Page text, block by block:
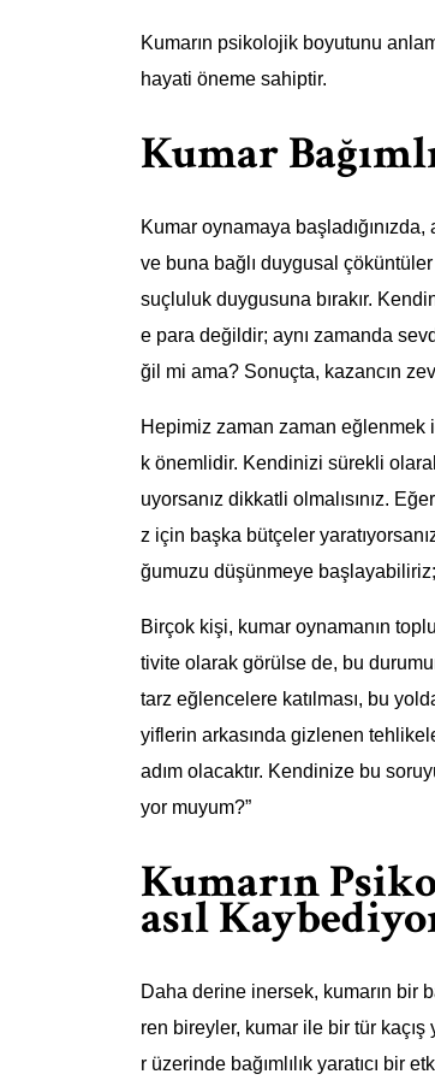
Kumarın psikolojik boyutunu
hayati öneme sahiptir.
Kumar
Kumar oynamaya
ve buna bağlı duygusal
suçluluk duygusuna bırakır.
e para değildir; aynı zamanda
ğil mi ama? Sonuçta, kazancın
Hepimiz zaman zaman eğlenmek
k önemlidir. Kendinizi sürekli
uyorsanız dikkatli olmalısınız.
z için başka bütçeler
ğumuzu düşünmeye başlayabiliriz;
Birçok kişi, kumar oynamanın
tivite olarak görülse de, bu
tarz eğlencelere katılması, bu
yiflerin arkasında gizlenen
adım olacaktır. Kendinize bu
yor muyum?”
Kumarın
asıl
Daha derine inersek, kumarın bir
ren bireyler, kumar ile bir tür
r üzerinde bağımlılık yaratıcı bir